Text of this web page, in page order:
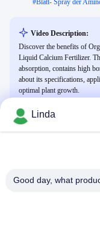
#Blatt- Spray der
Video Description:
Discover the benefits of
Liquid Calcium Fertilizer.
absorption, contains high
about its specifications,
optimal plant growth.
Linda
Good day, what